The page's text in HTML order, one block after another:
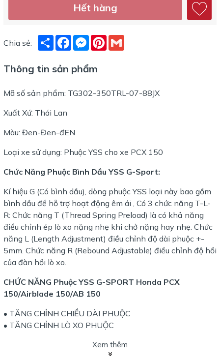
Hết hàng
Chia sẻ: ShareFacebookMessenger
Pinterest
Thông tin sản phẩm
Mã số sản phẩm: TG302-350TRL-07-88JX
Xuất Xứ: Thái Lan
Màu: Đen-Đen-đEN
Loại xe sử dụng: Phuộc YSS cho xe PCX 150
Chức Năng Phuộc Bình Dầu YSS G-Sport:
Kí hiệu G (Có bình dầu), dòng phuộc YSS loại này bao gồm
bình dầu để hỗ trợ hoạt động êm ái , Có 3 chức năng T-L-
R: Chức năng T (Thread Spring Preload) là có khả năng
điều chỉnh ép lò xo nặng nhẹ khi chở nặng hay nhẹ. Chức
năng L (Length Adjustment) điều chỉnh độ dài phuộc +-
5mm. Chức năng R (Rebound Adjustable) điều chỉnh độ hồi
của đàn hồi lò xo.
CHỨC NĂNG Phuộc YSS G-SPORT Honda PCX
150/Airblade 150/AB 150
• TĂNG CHỈNH CHIỀU DÀI PHUỘC
• TĂNG CHỈNH LÒ XO PHUỘC
Xem thêm